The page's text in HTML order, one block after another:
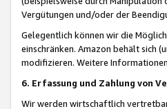
Vergütungen und/oder der
Gelegentlich können wir die
einschränken. Amazon behält sich
modifizieren. Weitere
6. Erfassung und Zahlung von
Wir werden wirtschaftlich